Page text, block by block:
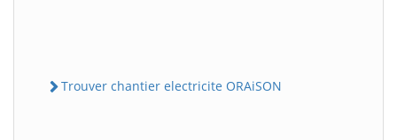
Trouver chantier electricite ORAiSON